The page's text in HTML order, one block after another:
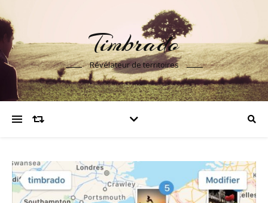
Timbrado
Révélateur de territoires